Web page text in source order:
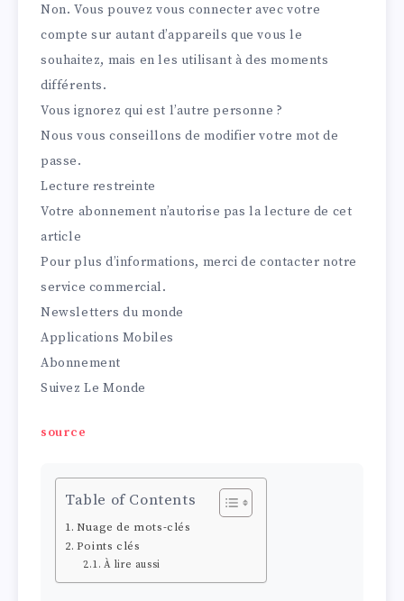
Non. Vous pouvez vous connecter avec votre
compte sur autant d’appareils que vous le
souhaitez, mais en les utilisant à des moments
différents.
Vous ignorez qui est l’autre personne ?
Nous vous conseillons demodifier votre mot de
passe.
Lecture restreinte
Votre abonnement n’autorise pas la lecture de cet
article
Pour plus d’informations, merci de contacter notre
service commercial.
Newsletters du monde
Applications Mobiles
Abonnement
Suivez Le Monde
source
Table of Contents
Nuage de mots-clés
Points clés
À lire aussi